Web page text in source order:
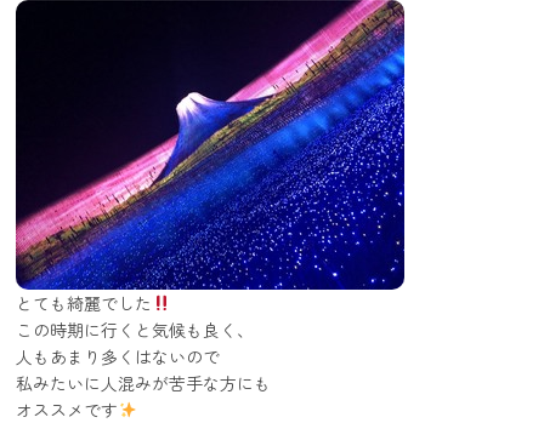
とても綺麗でした
この時期に行くと気候も良く、
人もあまり多くはないので
私みたいに人混みが苦手な方にも
オススメです